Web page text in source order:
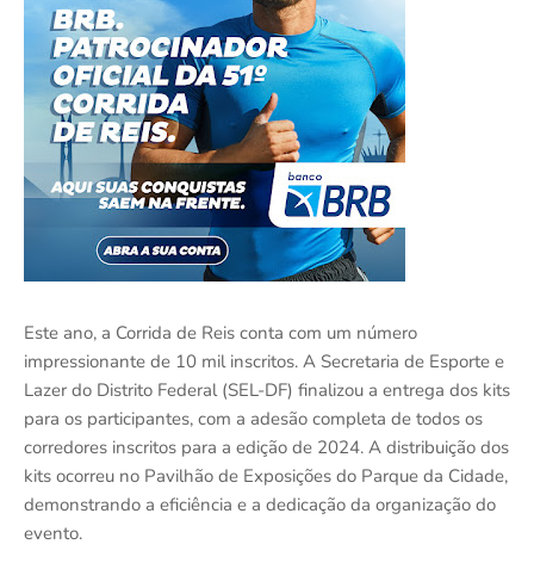
Este ano, a Corrida de Reis conta com um número
impressionante de 10 mil inscritos. A Secretaria de Esporte e
Lazer do Distrito Federal (SEL-DF) finalizou a entrega dos kits
para os participantes, com a adesão completa de todos os
corredores inscritos para a edição de 2024. A distribuição dos
kits ocorreu no Pavilhão de Exposições do Parque da Cidade,
demonstrando a eficiência e a dedicação da organização do
evento.